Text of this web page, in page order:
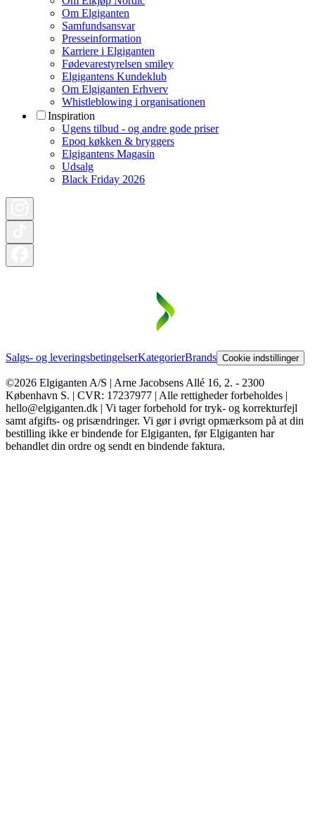
Om Elgiganten
Samfundsansvar
Presseinformation
Karriere i Elgiganten
Fødevarestyrelsen smiley
Elgigantens Kundeklub
Om Elgiganten Erhverv
Whistleblowing i organisationen
Inspiration
Ugens tilbud - og andre gode priser
Epoq køkken & bryggers
Elgigantens Magasin
Udsalg
Black Friday 2026
Salgs- og leveringsbetingelserKategorierBrands Cookie indstillinger
©2026 Elgiganten A/S | Arne Jacobsens Allé 16, 2. - 2300
København S. | CVR: 17237977 | Alle rettigheder forbeholdes |
hello@elgiganten.dk | Vi tager forbehold for tryk- og korrekturfejl
samt afgifts- og prisændringer. Vi gør i øvrigt opmærksom på at din
bestilling ikke er bindende for Elgiganten, før Elgiganten har
behandlet din ordre og sendt en bindende faktura.